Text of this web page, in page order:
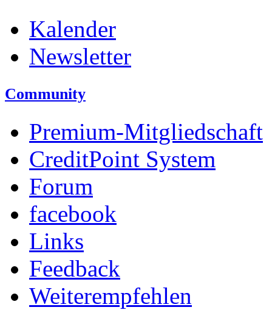
Kalender
Newsletter
Community
Premium-Mitgliedschaft
CreditPoint System
Forum
facebook
Links
Feedback
Weiterempfehlen